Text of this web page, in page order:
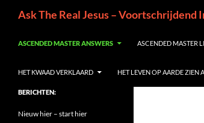
inhoud
Ask The Real Jesus – Voortschrijdend
ASCENDED MASTER ANSWERS ASCENDED MASTER
HET KWAAD VERKLAARD HET LEVEN OP AARDE ZIEN
BERICHTEN:
Nieuw hier – start hier